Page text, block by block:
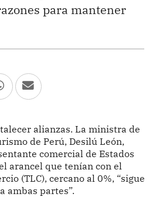
para mantener
alianzas. La ministra de
de Perú, Desilú León,
comercial de Estados
arancel que tenían con el
(TLC), cercano al 0%, “sigue
ambas partes”.